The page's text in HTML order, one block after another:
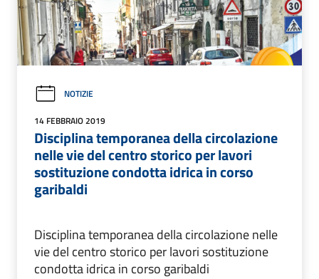
NOTIZIE
14 FEBBRAIO 2019
Disciplina temporanea della circolazione
nelle vie del centro storico per lavori
sostituzione condotta idrica in corso
garibaldi
Disciplina temporanea della circolazione nelle
vie del centro storico per lavori sostituzione
condotta idrica in corso garibaldi